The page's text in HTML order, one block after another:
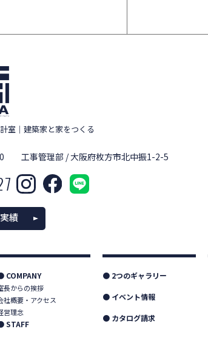
室 ｜ 建築家と家をつくる
工事管理部 / 大阪府枚方市北中振1-2-5
績
COMPANY
長からの挨拶
社概要・アクセス
営理念
STAFF
● 2つのギャラリー
● イベント情報
● カタログ請求